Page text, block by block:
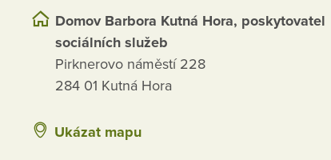
Domov Barbora Kutná Hora, poskytovatel
sociálních služeb
Pirknerovo náměstí 228
284 01 Kutná Hora
Ukázat mapu